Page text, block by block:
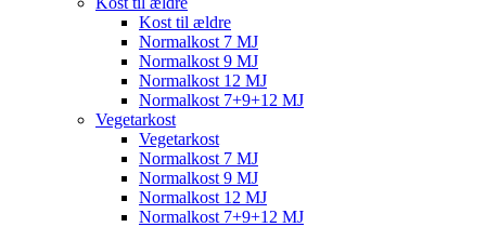
Kost til ældre
Normalkost 7 MJ
Normalkost 9 MJ
Normalkost 12 MJ
Normalkost 7+9+12 MJ
Vegetarkost
Vegetarkost
Normalkost 7 MJ
Normalkost 9 MJ
Normalkost 12 MJ
Normalkost 7+9+12 MJ